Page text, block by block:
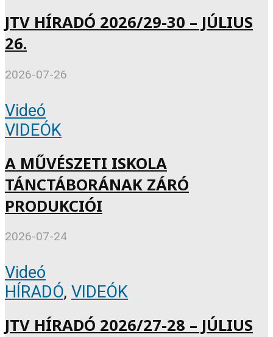
JTV HÍRADÓ 2026/29-30 – JÚLIUS
26.
2026-07-26
Videó
VIDEÓK
A MŰVÉSZETI ISKOLA
TÁNCTÁBORÁNAK ZÁRÓ
PRODUKCIÓI
2026-07-24
Videó
HÍRADÓ, VIDEÓK
JTV HÍRADÓ 2026/27-28 – JÚLIUS